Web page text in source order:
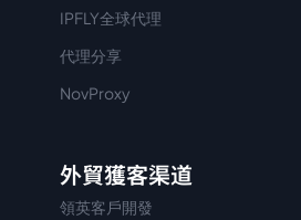
IPFLY全球代理
代理分享
NovProxy
外貿獲客渠道
領英客戶開發